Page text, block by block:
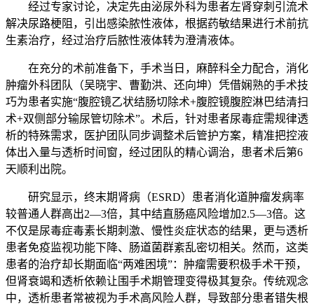
经过专家讨论，决定先由泌尿外科为患者左肾穿刺引流术
解决尿路梗阻，引出感染脓性液体，根据药敏结果进行术前抗
生素治疗，经过治疗后脓性液体转为澄清液体。
在充分的术前准备下，手术当日，麻醉科全力配合，消化
肿瘤外科团队（吴晓宇、曹勤洪、还向坤）凭借娴熟的手术技
巧为患者实施“腹腔镜乙状结肠切除术+腹腔镜腹腔淋巴结清扫
术+双侧部分输尿管切除术”。术后，针对患者尿毒症需规律透
析的特殊需求，医护团队同步调整术后管护方案，精准把控液
体出入量与透析时间窗，经过团队的精心调治，患者术后第6
天顺利出院。
研究显示，终末期肾病（ESRD）患者消化道肿瘤发病率
较普通人群高出2—3倍，其中结直肠癌风险增加2.5—3倍。这
不仅是尿毒症毒素长期刺激、慢性炎症状态的结果，更与透析
患者免疫监视功能下降、肠道菌群紊乱密切相关。然而，这类
患者的治疗却长期面临“两难困境”：肿瘤需要积极手术干预，
但肾衰竭和透析依赖让围手术期管理变得极其复杂。传统观念
中，透析患者常被视为手术高风险人群，导致部分患者错失根